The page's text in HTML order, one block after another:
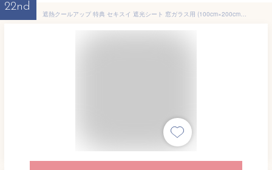
22nd
遮熱クールアップ 特典 セキスイ 遮光シート 窓ガラス用 (100cm×200cm) 2枚セット 熱中症対策 遮熱フィルム